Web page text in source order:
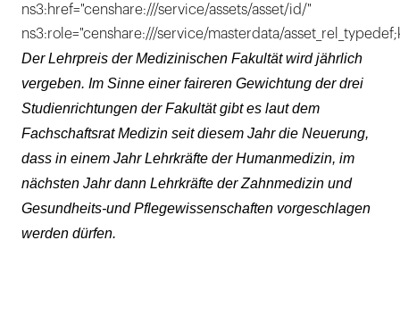
ns3:href="censhare:///service/assets/asset/id/"
ns3:role="censhare:///service/masterdata/
Der Lehrpreis der Medizinischen Fakultät wird jährlich
vergeben. Im Sinne einer faireren Gewichtung der drei
Studienrichtungen der Fakultät gibt es laut dem
Fachschaftsrat Medizin seit diesem Jahr die Neuerung,
dass in einem Jahr Lehrkräfte der Humanmedizin, im
nächsten Jahr dann Lehrkräfte der Zahnmedizin und
Gesundheits-und Pflegewissenschaften vorgeschlagen
werden dürfen.